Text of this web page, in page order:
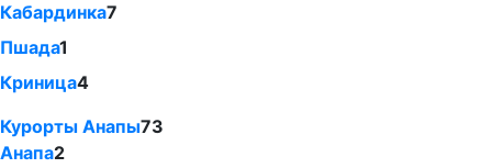
Кабардинка7
Пшада1
Криница4
Курорты Анапы73
Анапа2